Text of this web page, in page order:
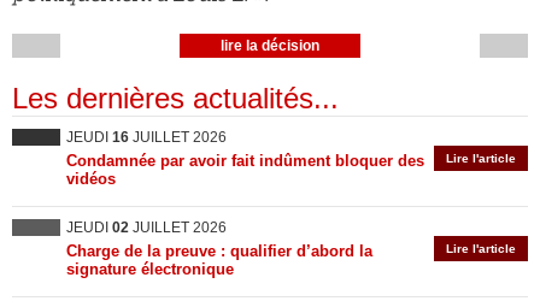
lire la décision
Les dernières actualités...
JEUDI 16 JUILLET 2026
Lire l'article
Condamnée par avoir fait indûment bloquer des
vidéos
JEUDI 02 JUILLET 2026
Lire l'article
Charge de la preuve : qualifier d’abord la
signature électronique